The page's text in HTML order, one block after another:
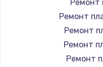
Ремонт
Ремонт
Ремонт
Ремонт
Ремонт